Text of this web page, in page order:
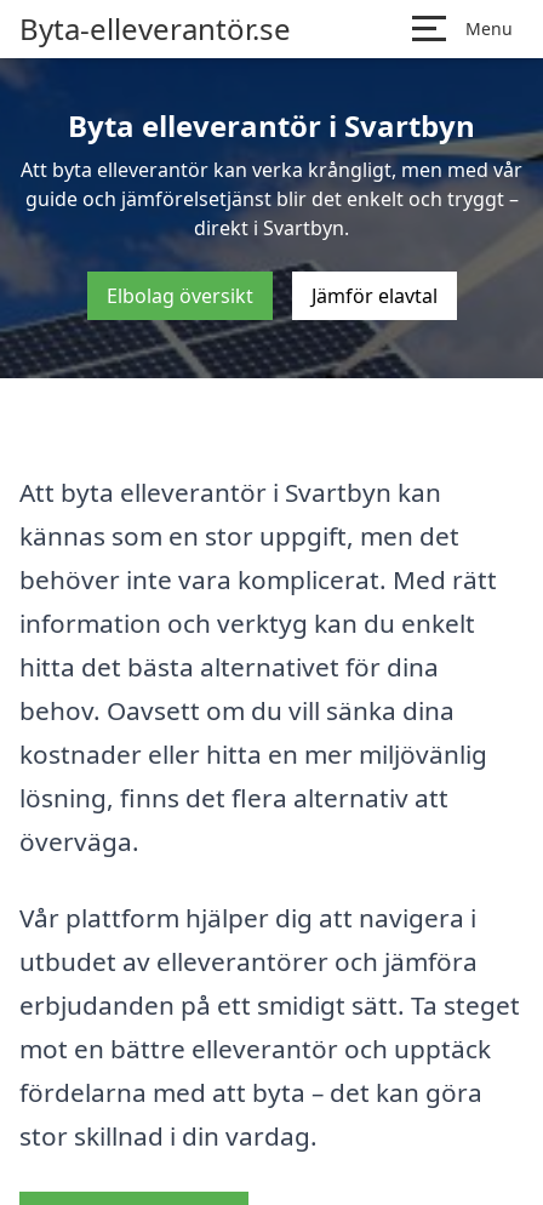
Byta-elleverantör.se Menu
Byta elleverantör i Svartbyn
Att byta elleverantör kan verka krångligt, men med vår
guide och jämförelsetjänst blir det enkelt och tryggt –
direkt i Svartbyn.
Elbolag översikt Jämför elavtal
Att byta elleverantör i Svartbyn kan
kännas som en stor uppgift, men det
behöver inte vara komplicerat. Med rätt
information och verktyg kan du enkelt
hitta det bästa alternativet för dina
behov. Oavsett om du vill sänka dina
kostnader eller hitta en mer miljövänlig
lösning, finns det flera alternativ att
överväga.
Vår plattform hjälper dig att navigera i
utbudet av elleverantörer och jämföra
erbjudanden på ett smidigt sätt. Ta steget
mot en bättre elleverantör och upptäck
fördelarna med att byta – det kan göra
stor skillnad i din vardag.